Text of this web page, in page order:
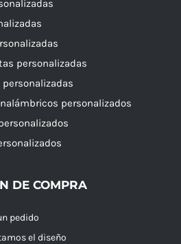
personalizadas
personalizados
DE COMPRA
pedido
el diseño